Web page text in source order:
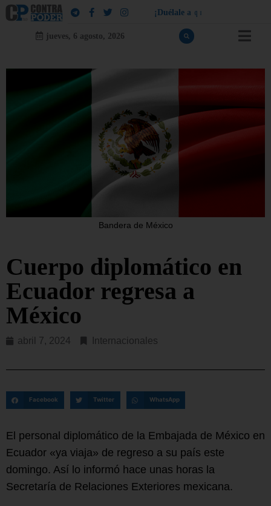
¡ Dué a e a q u
jueves, 6 agosto, 2026
Bandera de México
Cuerpo diplomático en
Ecuador regresa a
México
abril 7, 2024 Internacionales
Facebook Twitter WhatsApp
El personal diplomático de la Embajada de México en
Ecuador «ya viaja» de regreso a su país este
domingo. Así lo informó hace unas horas la
Secretaría de Relaciones Exteriores mexicana.